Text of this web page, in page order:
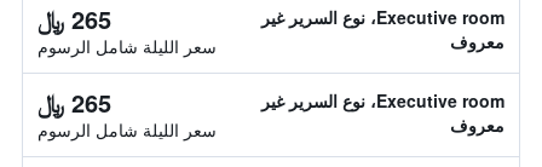
Executive room، نوع السرير غير
معروف
265 ﷼
سعر الليلة شامل الرسوم
Executive room، نوع السرير غير
معروف
265 ﷼
سعر الليلة شامل الرسوم